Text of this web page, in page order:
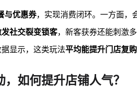
与优惠券，实现消费闭环。一方面，
社交裂变锁客，新客获券还能刺激
显示，这类玩法平均能提升门店复
如何提升店铺人气？